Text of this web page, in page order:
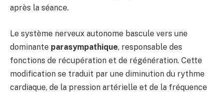
après la séance.
Le système nerveux autonome bascule vers une
dominante parasympathique, responsable des
fonctions de récupération et de régénération. Cette
modification se traduit par une diminution du rythme
cardiaque, de la pression artérielle et de la fréquence